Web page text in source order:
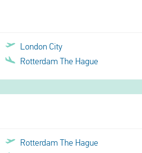
London City
Rotterdam The Hague
Rotterdam The Hague